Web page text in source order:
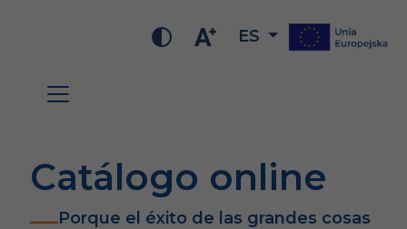
ES
Catálogo online
Porque el éxito de las grandes cosas